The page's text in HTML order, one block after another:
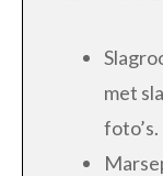
met
foto’s.